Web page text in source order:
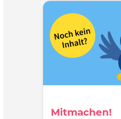
Mitmachen!